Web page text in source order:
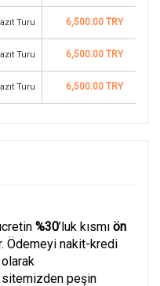
Turu 6,500.00 TRY
Turu 6,500.00 TRY
Turu 6,500.00 TRY
%30’luk kısmı ön
Ödemeyi nakit-kredi
peşin